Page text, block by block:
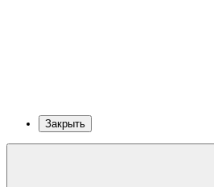
Закрыть